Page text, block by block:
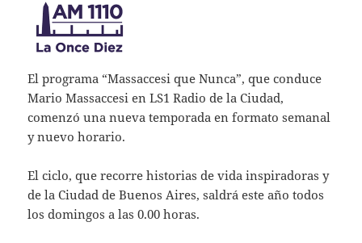
El programa “Massaccesi que Nunca”, que conduce
Mario Massaccesi en LS1 Radio de la Ciudad,
comenzó una nueva temporada en formato semanal
y nuevo horario.
El ciclo, que recorre historias de vida inspiradoras y
de la Ciudad de Buenos Aires, saldrá este año todos
los domingos a las 0.00 horas.